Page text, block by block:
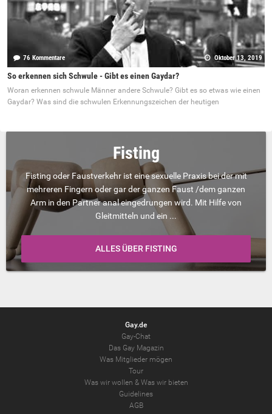
76 Kommentare Oktober 13, 2019
So erkennen sich Schwule - Gibt es einen Gaydar?
Woran erkennen schwule Männer andere Schwule? Gibt es so etwas wie einen
Gaydar? Was sind die schwulen Erkennungszeichen der heutigen
Fisting
Fisting oder Faustverkehr ist eine sexuelle Praxis bei der mit
mehreren Fingern oder gar der ganzen Faust /dem ganzen
Arm in den Partner anal eingedrungen wird. Mit Hilfe von
Gleitmitteln und ein ...
ALLES ÜBER FISTING
Gay.de
Gay-Chat
Das Gay Magazin
Was Mitglieder mögen
Tour
Was wir wollen & Was wir bieten
Guidelines
AGB